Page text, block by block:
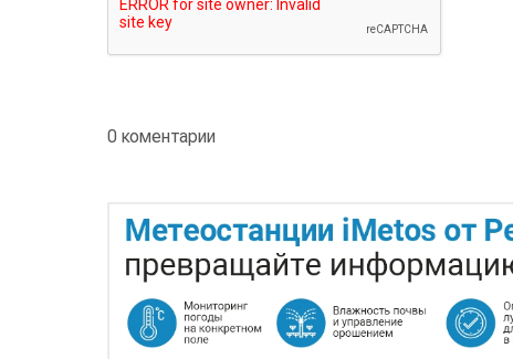
0 коментарии